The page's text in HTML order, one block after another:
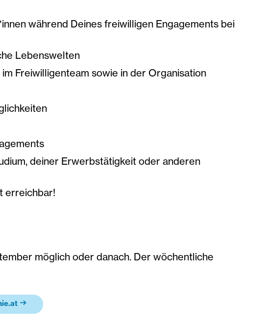
während Deines freiwilligen Engagements bei
Lebenswelten
Freiwilligenteam sowie in der Organisation
deiner Erwerbstätigkeit oder anderen
erreichbar!
möglich oder danach. Der wöchentliche